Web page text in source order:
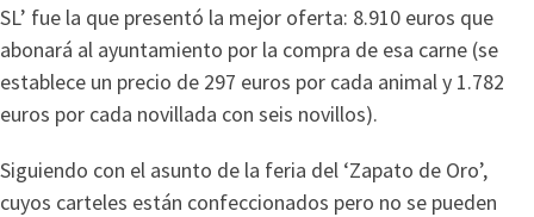
SL’ fue la que presentó la mejor oferta: 8.910 euros que
abonará al ayuntamiento por la compra de esa carne (se
establece un precio de 297 euros por cada animal y 1.782
euros por cada novillada con seis novillos).
Siguiendo con el asunto de la feria del ‘Zapato de Oro’,
cuyos carteles están confeccionados pero no se pueden